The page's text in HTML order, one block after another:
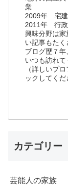
業
2009年 宅建
2011年 行政
興味分野は
い記事もたく
ブログ歴７年
いつも訪れ
（詳しいプ
ックしてくだ
カテゴリー
芸能人の家族